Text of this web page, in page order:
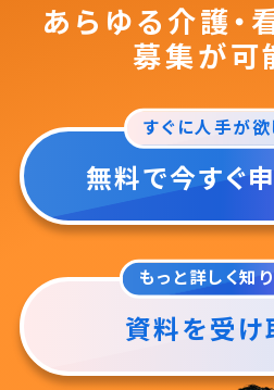
あらゆる介護・
募集が可
すぐに人手が欲
無料で今すぐ
もっと詳しく知
資料を受け